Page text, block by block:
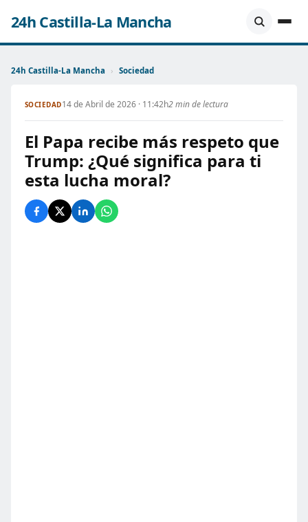
24h Castilla-La Mancha
24h Castilla-La Mancha › Sociedad
SOCIEDAD14 de Abril de 2026 · 11:42h2 min de lectura
El Papa recibe más respeto que
Trump: ¿Qué significa para ti
esta lucha moral?